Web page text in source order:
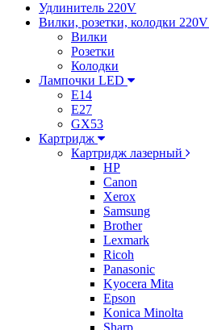
Удлинитель 220V
Вилки, розетки, колодки 220V
Вилки
Розетки
Колодки
Лампочки LED
E14
E27
GX53
Картридж
Картридж лазерный
HP
Canon
Xerox
Samsung
Brother
Lexmark
Ricoh
Panasonic
Kyocera Mita
Epson
Konica Minolta
Sharp